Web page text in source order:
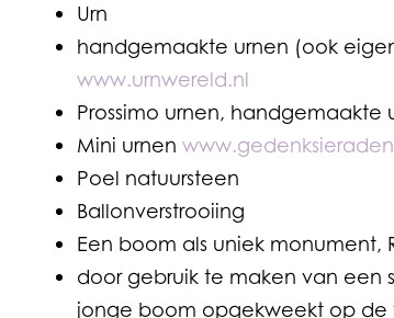
Urn
handgemaakte urnen (ook
www.urnwereld.nl
Prossimo urnen,
Mini urnen
Poel natuursteen
Ballonverstrooiing
Een boom als uniek monument,
door gebruik te maken van
jonge boom opgekweekt op de